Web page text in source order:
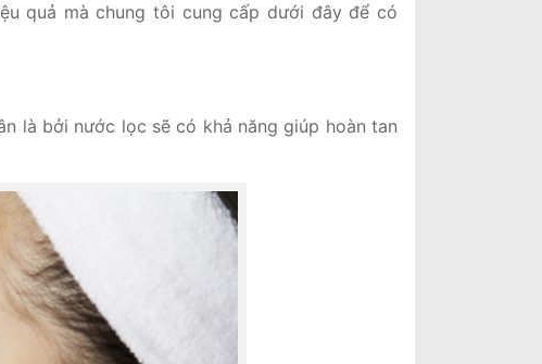
quả mà chung tôi cung cấp dưới đây để có
là bởi nước lọc sẽ có khả năng giúp hoàn tan